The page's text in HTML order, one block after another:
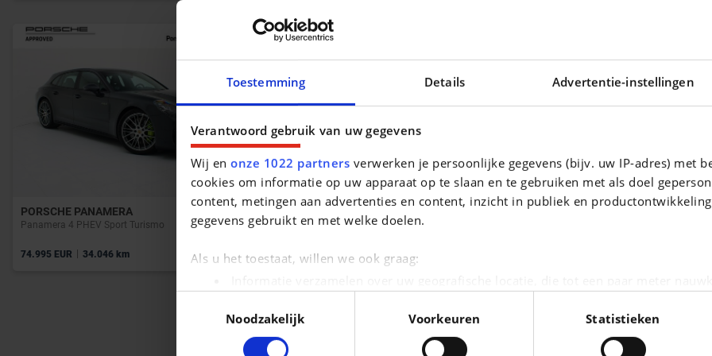
Toestemming Details Advertentie-instellingen
Verantwoord gebruik van uw gegevens
Wij enonze 1022 partners verwerken je persoonlijke gegevens (bijv. uw IP-adres) met
cookies om informatie op uw apparaat op te slaan en te gebruiken met als doel
content, metingen aan advertenties en content, inzicht in publiek en
gegevens gebruikt en met welke doelen.
Als u het toestaat, willen we ook graag:
Lees meer over hoe uw persoonlijke gegevens worden verwerkt en stel uw voorkeuren
kunt uw toestemming op elk moment wijzigen of intrekken in de Cookieverklaring.
Noodzakelijk
Voorkeuren Statistieken
PORSCHE PANAMERA
Panamera 4 PHEV Sport Turismo
74.995 EUR | 34.046 km
Touring 318 d AdBlue
25.390 EUR 53.555 km
VOLKSWAGEN T-ROC